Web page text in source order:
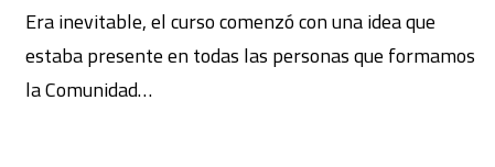
Era inevitable, el curso comenzó con una idea que
estaba presente en todas las personas que formamos
la Comunidad…